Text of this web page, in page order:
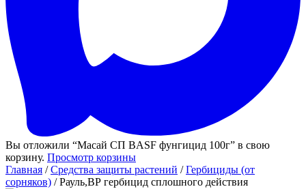
Вы отложили “Масай СП BASF фунгицид 100г” в свою
корзину. Просмотр корзины
Главная /Средства защиты растений /Гербициды (от
сорняков) / Рауль,ВР гербицид сплошного действия